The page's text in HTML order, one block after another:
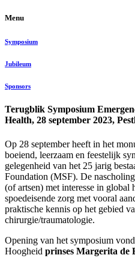
Menu
Symposium
Jubileum
Sponsors
Terugblik Symposium
Health, 28 september 2023,
Op 28 september heeft in het
boeiend, leerzaam en feestelijk
gelegenheid van het 25 jarig
Foundation (MSF). De
(of artsen) met interesse in global
spoedeisende zorg met vooral
praktische kennis op het gebied
chirurgie/traumatologie.
Opening van het symposium
Hoogheid prinses Margerita de